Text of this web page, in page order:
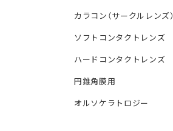
カラコン（サークルレンズ）
ソフトコンタクトレンズ
ハードコンタクトレンズ
円錐角膜用
オルソケラトロジー